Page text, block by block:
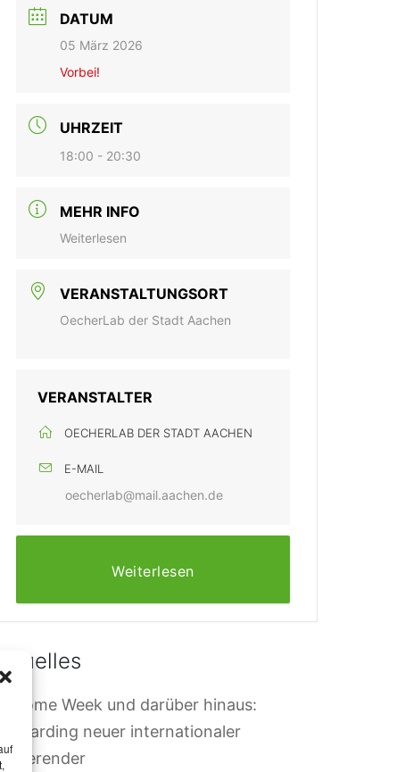
DATUM
05 März 2026
Vorbei!
UHRZEIT
18:00 - 20:30
MEHR INFO
Weiterlesen
VERANSTALTUNGSORT
OecherLab der Stadt Aachen
VERANSTALTER
OECHERLAB DER STADT AACHEN
E-MAIL
oecherlab@mail.aachen.de
Weiterlesen
Aktuelles
Week und darüber hinaus:
neuer internationaler